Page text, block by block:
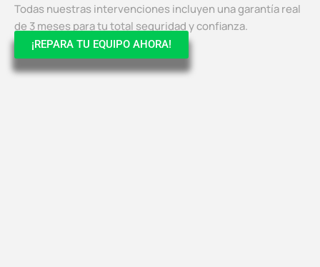
Todas nuestras intervenciones incluyen una garantía real
de 3 meses para tu total seguridad y confianza.
¡REPARA TU EQUIPO AHORA!